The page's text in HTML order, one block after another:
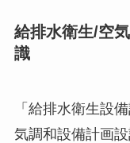
給排水衛生/空
識
「給排水衛生設
気調和設備計画